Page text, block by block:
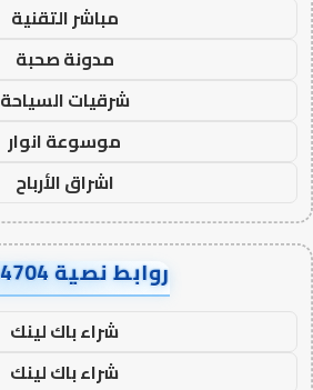
مباشر التقنية
مدونة صحبة
شرقيات السياحة
موسوعة انوار
اشراق الأرباح
روابط نصية AA14704
شراء باك لينك
شراء باك لينك